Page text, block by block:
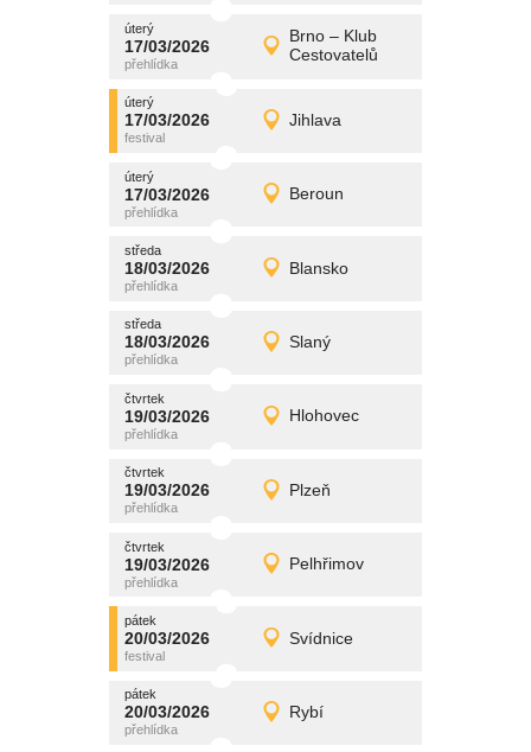
úterý
17/03/2026
Brno – Klub
Cestovatelů
úterý
17/03/2026 Detail
promítání
úterý
17/03/2026 Jihlava
úterý
17/03/2026 Detail
promítání
úterý
17/03/2026 Beroun
úterý
17/03/2026 Detail
promítání
středa
18/03/2026 Blansko
středa
18/03/2026 Detail
promítání
středa
18/03/2026 Slaný
středa
18/03/2026 Detail
promítání
čtvrtek
19/03/2026 Hlohovec
čtvrtek
19/03/2026 Detail
promítání
čtvrtek
19/03/2026 Plzeň
čtvrtek
19/03/2026 Detail
promítání
čtvrtek
19/03/2026 Pelhřimov
čtvrtek
19/03/2026 Detail
promítání
pátek
20/03/2026 Svídnice
pátek
20/03/2026 Detail
promítání
pátek
20/03/2026 Rybí
pátek
20/03/2026 Detail
promítání